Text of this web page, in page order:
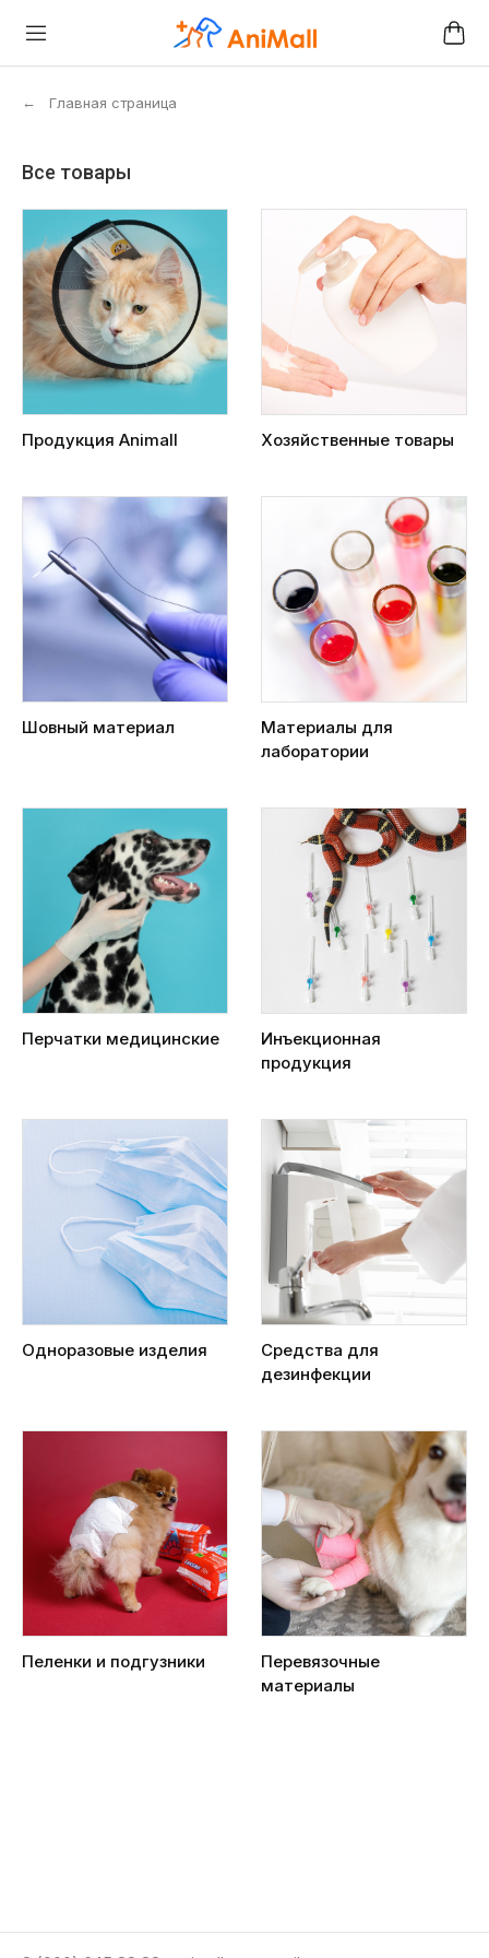
← Главная страница
Все товары
Продукция Animall Хозяйственные товары
Шовный материал
Материалы для
лаборатории
Перчатки медицинские
Инъекционная
продукция
Одноразовые изделия
Средства для
дезинфекции
Пеленки и подгузники
Перевязочные
материалы